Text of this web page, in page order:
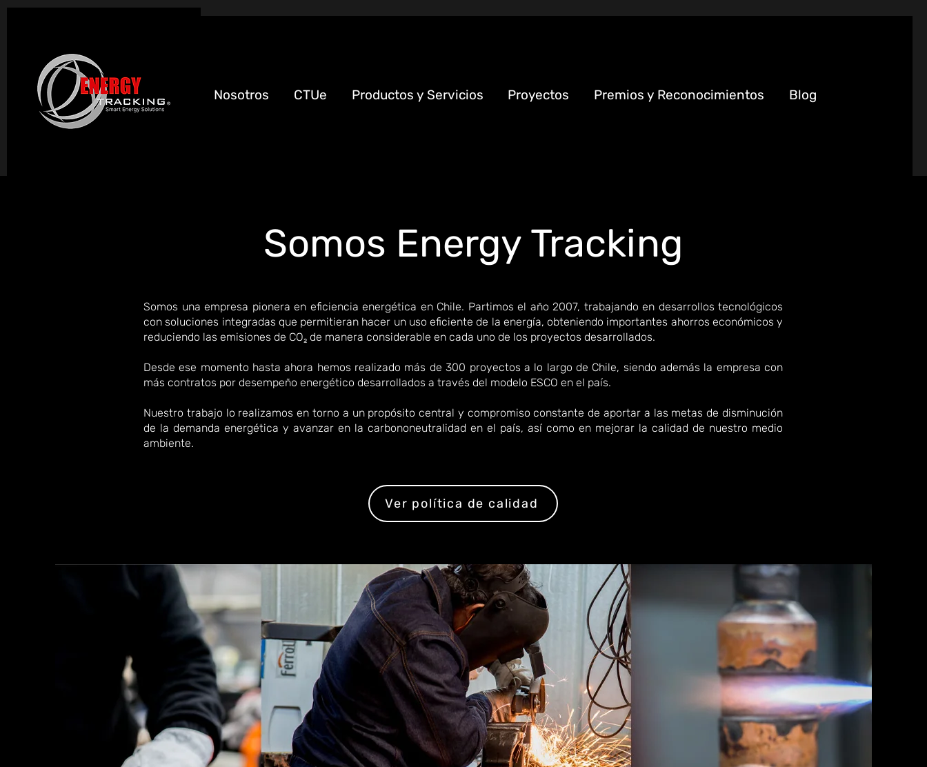
Nosotros CTUe Productos y Servicios Proyectos Premios y Reconocimientos Blog
Somos Energy Tracking
Somos una empresa pionera en eficiencia energética en Chile. Partimos el año 2007, trabajando en desarrollos tecnológicos
con soluciones integradas que permitieran hacer un uso eficiente de la energía, obteniendo importantes ahorros económicos y
reduciendo las emisiones de CO₂ de manera considerable en cada uno de los proyectos desarrollados.
Desde ese momento hasta ahora hemos realizado más de 300 proyectos a lo largo de Chile, siendo además la empresa con
más contratos por desempeño energético desarrollados a través del modelo ESCO en el país.
Nuestro trabajo lo realizamos en torno a un propósito central y compromiso constante de aportar a las metas de disminución
de la demanda energética y avanzar en la carbononeutralidad en el país, así como en mejorar la calidad de nuestro medio
ambiente.
Ver política de calidad